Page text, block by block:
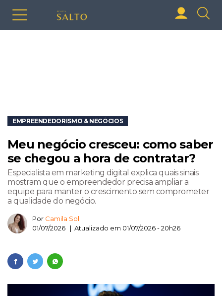
EMPREENDEDORISMO & NEGÓCIOS
Meu negócio cresceu: como saber
se chegou a hora de contratar?
Especialista em marketing digital explica quais sinais
mostram que o empreendedor precisa ampliar a
equipe para manter o crescimento sem comprometer
a qualidade do negócio.
Por Camila Sol
01/07/2026 | Atualizado em 01/07/2026 - 20h26